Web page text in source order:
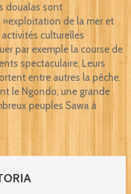
doualas sont
de la mer et
culturelles
par exemple la course de
spectaculaire. Leurs
entre autres la pêche.
le Ngondo, une grande
peuples Sawa à